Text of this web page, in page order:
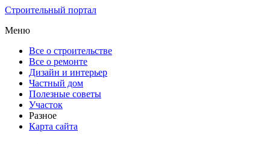
Строительный портал
Меню
Все о строительстве
Все о ремонте
Дизайн и интерьер
Частный дом
Полезные советы
Участок
Разное
Карта сайта